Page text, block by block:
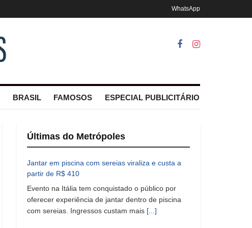
WhatsApp
BRASIL FAMOSOS ESPECIAL PUBLICITÁRIO
Últimas do Metrópoles
Jantar em piscina com sereias viraliza e custa a
partir de R$ 410
Evento na Itália tem conquistado o público por
oferecer experiência de jantar dentro de piscina
com sereias. Ingressos custam mais [...]